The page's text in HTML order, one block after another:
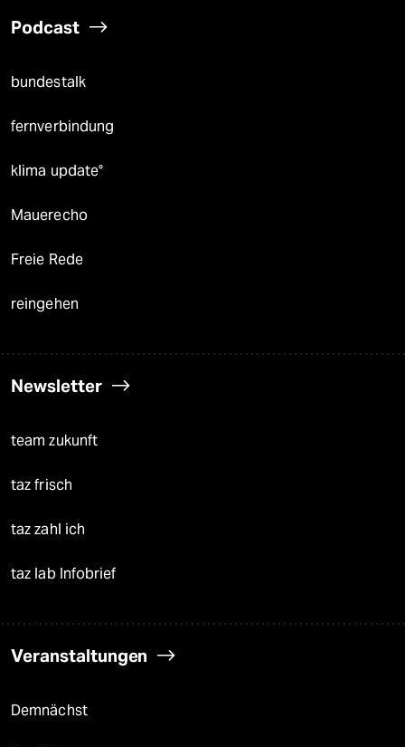
Podcast
bundestalk
fernverbindung
klima update°
Mauerecho
Freie Rede
reingehen
Newsletter
team zukunft
taz frisch
taz zahl ich
taz lab Infobrief
Veranstaltungen
Demnächst